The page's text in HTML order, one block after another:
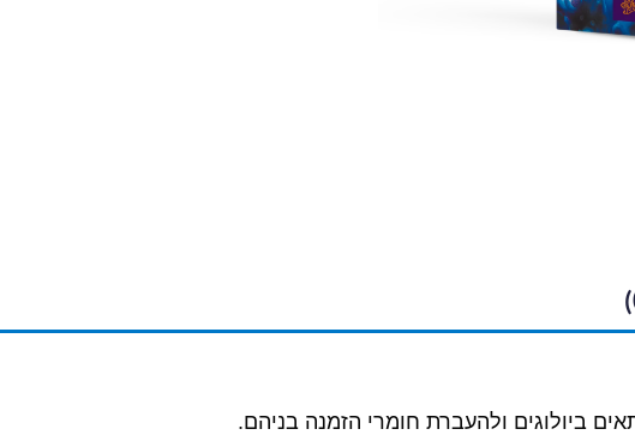
ביולוגים ולהעברת חומרי הזמנה בניהם.